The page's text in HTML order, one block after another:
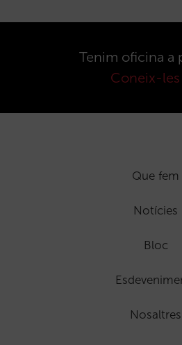
Tenim oficina a
Coneix-les
Que fem
Notícies
Bloc
Nosaltres